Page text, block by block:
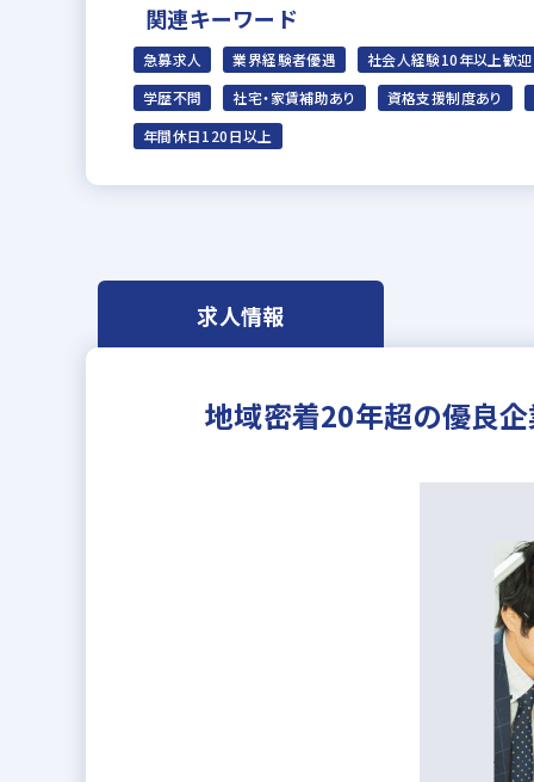
関連キーワード
急募求人 業界経験者優遇
社会人経験10年以上歓迎
学歴不問
社宅・家賃補助あり 資格支援制度あり
年間休日120日以上
求人情報
地域密着20年超の優良